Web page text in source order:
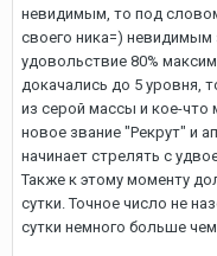
невидимым, то под
своего ника=) невидимым
удовольствие 80%
докачались до 5 уровня,
из серой массы и кое-что
новое звание "Рекрут" и
начинает стрелять с
Также к этому моменту
сутки. Точное число не
сутки немного больше